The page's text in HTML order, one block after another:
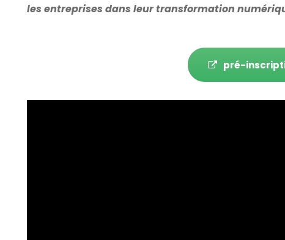
les entreprises dans leur transformation
pré-